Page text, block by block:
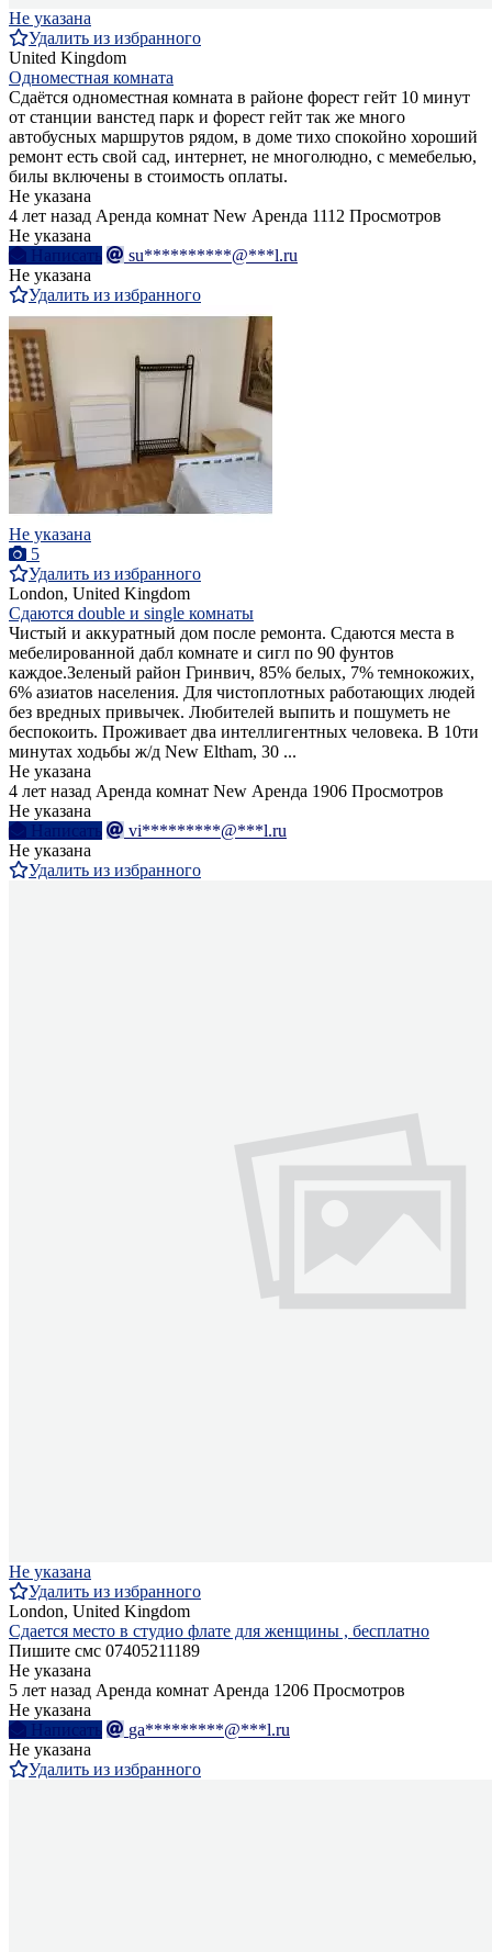
Не указана
Удалить из избранного
United Kingdom
Одноместная комната
Сдаётся одноместная комната в районе форест гейт 10 минут
от станции ванстед парк и форест гейт так же много
автобусных маршрутов рядом, в доме тихо спокойно хороший
ремонт есть свой сад, интернет, не многолюдно, с мемебелью,
билы включены в стоимость оплаты.
Не указана
4 лет назад Аренда комнат New Аренда 1112 Просмотров
Не указана
Написать
su**********@***l.ru
Не указана
Удалить из избранного
Не указана
5
Удалить из избранного
London, United Kingdom
Сдаются double и single комнаты
Чистый и аккуратный дом после ремонта. Сдаются места в
мебелированной дабл комнате и сигл по 90 фунтов
каждое.Зеленый район Гринвич, 85% белых, 7% темнокожих,
6% азиатов населения. Для чистоплотных работающих людей
без вредных привычек. Любителей выпить и пошуметь не
беспокоить. Проживает два интеллигентных человека. В 10ти
минутах ходьбы ж/д New Eltham, 30 ...
Не указана
4 лет назад Аренда комнат New Аренда 1906 Просмотров
Не указана
Написать
vi*********@***l.ru
Не указана
Удалить из избранного
Не указана
Удалить из избранного
London, United Kingdom
Сдается место в студио флате для женщины , бесплатно
Пишите смс 07405211189
Не указана
5 лет назад Аренда комнат Аренда 1206 Просмотров
Не указана
Написать
ga*********@***l.ru
Не указана
Удалить из избранного